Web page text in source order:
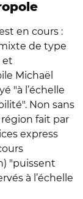
en cours :
de type
et
Michaël
"à l’échelle
Non sans
région fait par
express
"puissent
à l’échelle